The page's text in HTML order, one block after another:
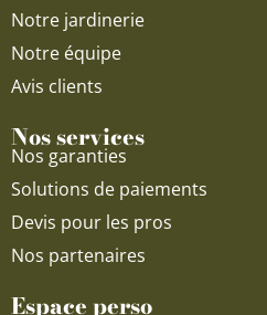
Notre jardinerie
Notre équipe
Avis clients
Nos services
Nos garanties
Solutions de paiements
Devis pour les pros
Nos partenaires
Espace perso